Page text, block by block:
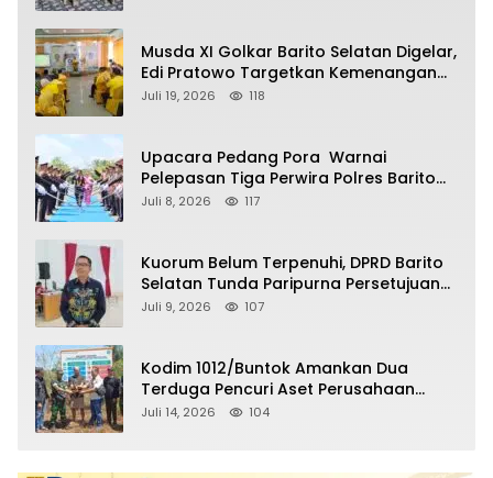
Musda XI Golkar Barito Selatan Digelar,
Edi Pratowo Targetkan Kemenangan
Partai pada Pemilu Mendatang
Juli 19, 2026 118
Upacara Pedang Pora Warnai
Pelepasan Tiga Perwira Polres Barito
Selatan Masuki Masa Pensiun
Juli 8, 2026 117
Kuorum Belum Terpenuhi, DPRD Barito
Selatan Tunda Paripurna Persetujuan
Raperda Pertanggungjawaban APBD
Juli 9, 2026 107
Kodim 1012/Buntok Amankan Dua
Terduga Pencuri Aset Perusahaan
Sitaan Satgas PKH, Satu Paket Diduga
Juli 14, 2026 104